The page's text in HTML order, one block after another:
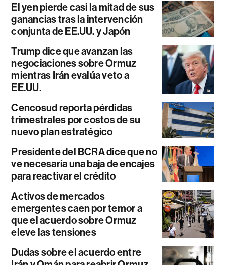
El yen pierde casi la mitad de sus
ganancias tras la intervención
conjunta de EE.UU. y Japón
Trump dice que avanzan las
negociaciones sobre Ormuz
mientras Irán evalúa veto a
EE.UU.
Cencosud reporta pérdidas
trimestrales por costos de su
nuevo plan estratégico
Presidente del BCRA dice que no
ve necesaria una baja de encajes
para reactivar el crédito
Activos de mercados
emergentes caen por temor a
que el acuerdo sobre Ormuz
eleve las tensiones
Dudas sobre el acuerdo entre